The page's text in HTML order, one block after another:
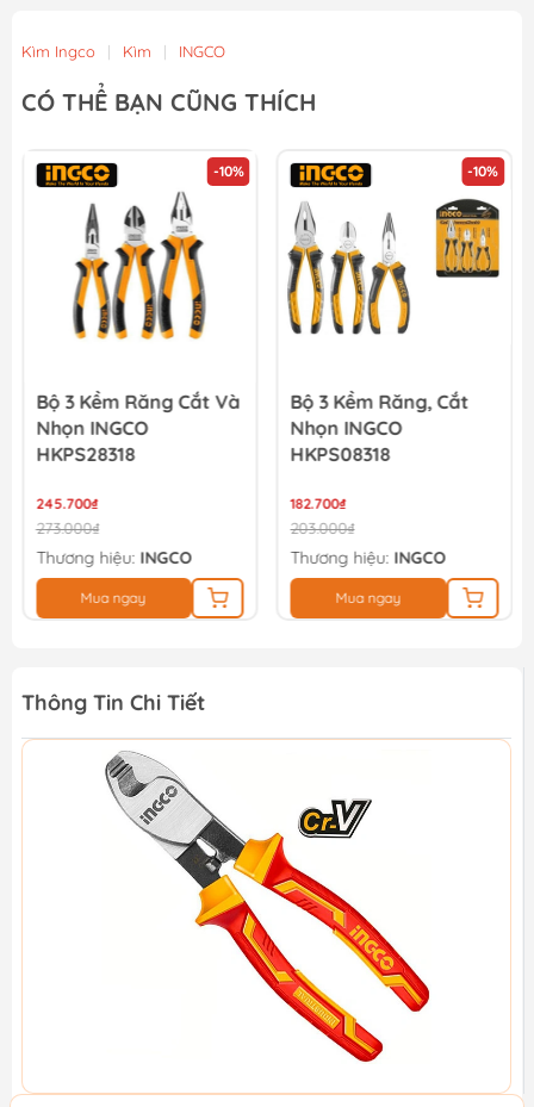
Kìm Ingco | Kìm | INGCO
CÓ THỂ BẠN CŨNG THÍCH
-10%
Bộ 3 Kềm Răng Cắt Và
Nhọn INGCO
HKPS28318
245.700₫
273.000₫
Thương hiệu: INGCO
Mua ngay
-10%
Bộ 3 Kềm Răng, Cắt
Nhọn INGCO
HKPS08318
182.700₫
203.000₫
Thương hiệu: INGCO
Mua ngay
Thông Tin Chi Tiết